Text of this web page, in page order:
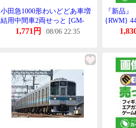
小田急1000形わいどどあ車増
結用中間車2両せっと [GM-
445B]1,771円 08/06 22:35
『新品』
{RWM}
いどどあ